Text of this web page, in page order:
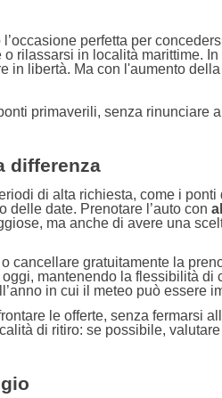
perfetta per
rilassarsi in località marittime.
in libertà. Ma con l'aumento
primaverili, senza rinunciare
differenza
di alta richiesta, come i ponti
delle date. Prenotare l’auto con
ma anche di avere una
cancellare gratuitamente la
mantenendo la flessibilità di
in cui il meteo può essere
le offerte, senza fermarsi
di ritiro: se possibile,